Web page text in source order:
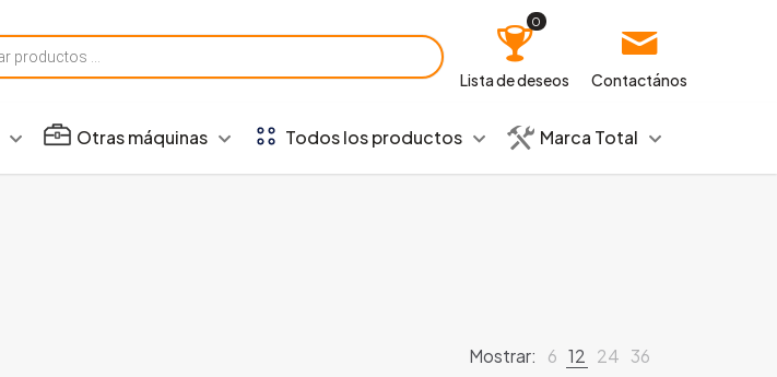
0
Lista de deseos Contactános
Otras máquinas Todos los productos Marca Total
Mostrar: 6 12 24 36